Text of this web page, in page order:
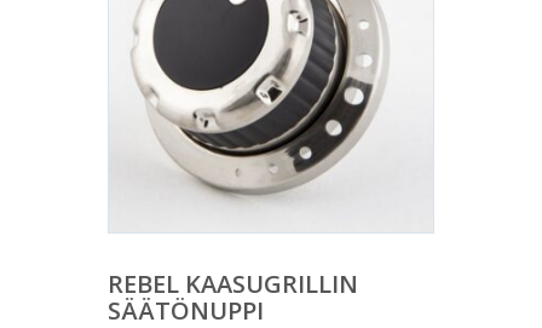
REBEL KAASUGRILLIN
SÄÄTÖNUPPI